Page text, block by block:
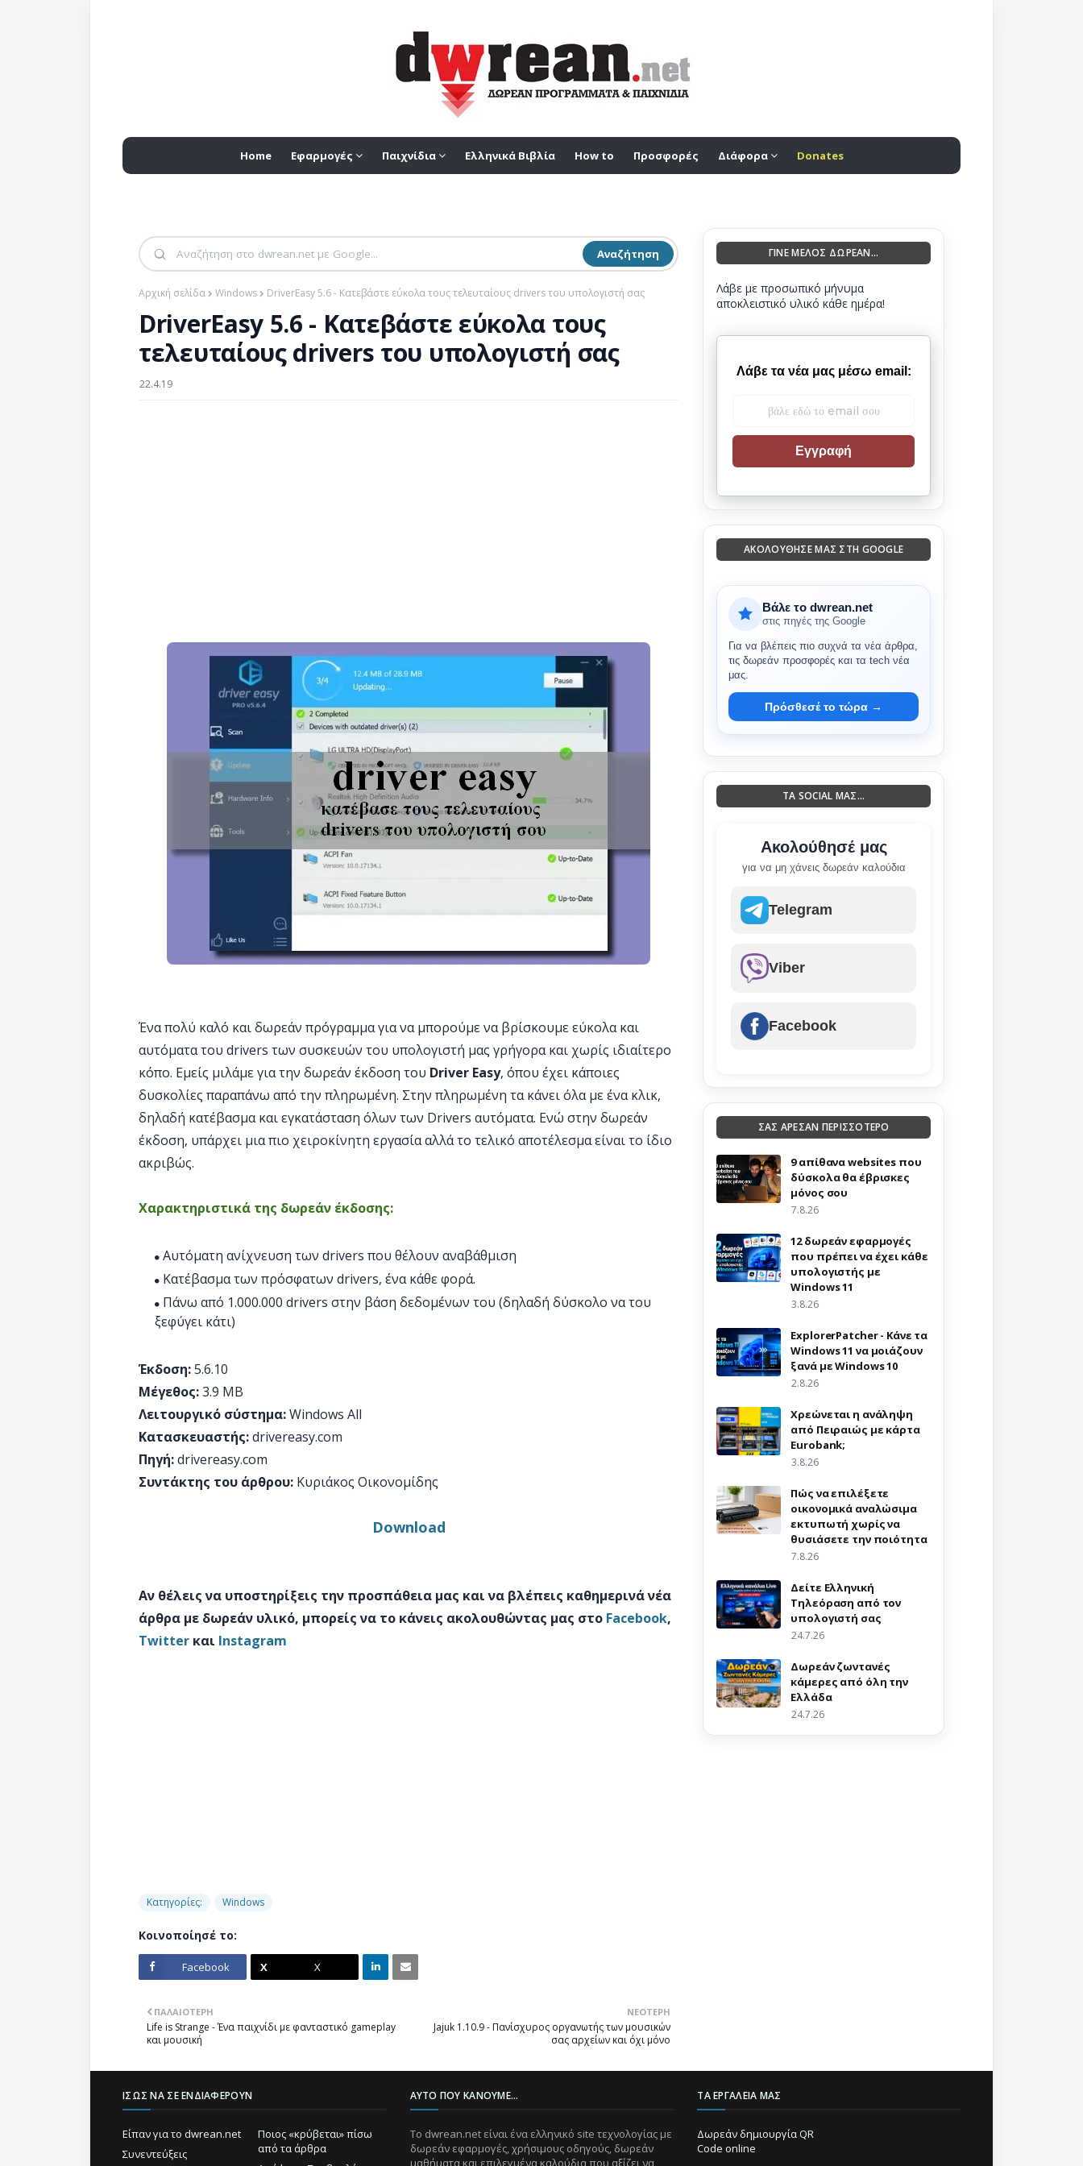
Home Εφαρμογές Παιχνίδια Ελληνικά Βιβλία How to Προσφορές Διάφορα Donates
Αναζήτηση
Αρχική σελίδα Windows DriverEasy 5.6 - Κατεβάστε εύκολα τους τελευταίους drivers του υπολογιστή σας
DriverEasy 5.6 - Κατεβάστε εύκολα τους
τελευταίους drivers του υπολογιστή σας
22.4.19
Ένα πολύ καλό και δωρεάν πρόγραμμα για να μπορούμε να βρίσκουμε εύκολα και
αυτόματα του drivers των συσκευών του υπολογιστή μας γρήγορα και χωρίς ιδιαίτερο
κόπο. Εμείς μιλάμε για την δωρεάν έκδοση του Driver Easy, όπου έχει κάποιες
δυσκολίες παραπάνω από την πληρωμένη. Στην πληρωμένη τα κάνει όλα με ένα κλικ,
δηλαδή κατέβασμα και εγκατάσταση όλων των Drivers αυτόματα. Ενώ στην δωρεάν
έκδοση, υπάρχει μια πιο χειροκίνητη εργασία αλλά το τελικό αποτέλεσμα είναι το ίδιο
ακριβώς.
Χαρακτηριστικά της δωρεάν έκδοσης:
Αυτόματη ανίχνευση των drivers που θέλουν αναβάθμιση
Κατέβασμα των πρόσφατων drivers, ένα κάθε φορά.
Πάνω από 1.000.000 drivers στην βάση δεδομένων του (δηλαδή δύσκολο να του
ξεφύγει κάτι)
Έκδοση:5.6.10
Μέγεθος:3.9 MB
Λειτουργικό σύστημα:Windows All
Κατασκευαστής:drivereasy.com
Πηγή:drivereasy.com
Συντάκτης του άρθρου: Κυριάκος Οικονομίδης
Download
Αν θέλεις να υποστηρίξεις την προσπάθεια μας και να βλέπεις καθημερινά νέα
άρθρα με δωρεάν υλικό, μπορείς να το κάνεις ακολουθώντας μας στο Facebook,
Twitter και Instagram
Κατηγορίες: Windows
Κοινοποίησέ το:
Facebook
X
ΝΕΌΤΕΡΗ
Jajuk 1.10.9 - Πανίσχυρος οργανωτής των μουσικών
σας αρχείων και όχι μόνο
ΠΑΛΑΙΌΤΕΡΗ
Life is Strange - Ένα παιχνίδι με φανταστικό gameplay
και μουσική
ΓΙΝΕ ΜΕΛΟΣ ΔΩΡΕΑΝ...
Λάβε με προσωπικό μήνυμα
αποκλειστικό υλικό κάθε ημέρα!
Λάβε τα νέα μας μέσω email:
Εγγραφή
ΑΚΟΛΟΎΘΗΣΈ ΜΑΣ ΣΤΗ GOOGLE
Βάλε το dwrean.net
στις πηγές της Google
Για να βλέπεις πιο συχνά τα νέα άρθρα,
τις δωρεάν προσφορές και τα tech νέα
μας.
Πρόσθεσέ το τώρα →
ΤΑ SOCIAL ΜΑΣ...
Ακολούθησέ μας
για να μη χάνεις δωρεάν καλούδια
Telegram
Viber
Facebook
ΣΑΣ ΑΡΕΣΑΝ ΠΕΡΙΣΣΟΤΕΡΟ
9 απίθανα websites που
δύσκολα θα έβρισκες
μόνος σου
7.8.26
12 δωρεάν εφαρμογές
που πρέπει να έχει κάθε
υπολογιστής με
Windows 11
3.8.26
ExplorerPatcher - Κάνε τα
Windows 11 να μοιάζουν
ξανά με Windows 10
2.8.26
Χρεώνεται η ανάληψη
από Πειραιώς με κάρτα
Eurobank;
3.8.26
Πώς να επιλέξετε
οικονομικά αναλώσιμα
εκτυπωτή χωρίς να
θυσιάσετε την ποιότητα
7.8.26
Δείτε Ελληνική
Τηλεόραση από τον
υπολογιστή σας
24.7.26
Δωρεάν ζωντανές
κάμερες από όλη την
Ελλάδα
24.7.26
ΊΣΩΣ ΝΑ ΣΕ ΕΝΔΙΑΦΈΡΟΥΝ
Είπαν για το dwrean.net
Ποιος «κρύβεται» πίσω
από τα άρθρα
Συνεντεύξεις
ΑΥΤΌ ΠΟΥ ΚΆΝΟΥΜΕ...
Το dwrean.net είναι ένα ελληνικό site τεχνολογίας με
δωρεάν εφαρμογές, χρήσιμους οδηγούς, δωρεάν
μαθήματα και επιλεγμένα καλούδια που αξίζει να
ΤΑ ΕΡΓΑΛΕΊΑ ΜΑΣ
Δωρεάν δημιουργία QR
Code online